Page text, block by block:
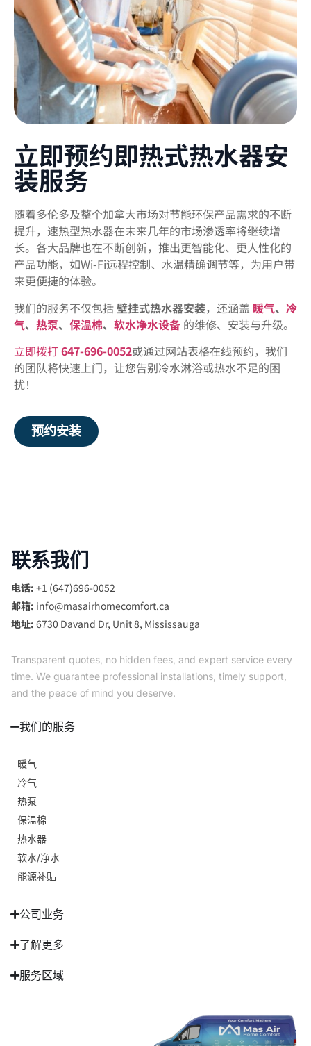
立即预约即热式热水器安
装服务
随着多伦多及整个加拿大市场对节能环保产品需求的不断
提升，速热型热水器在未来几年的市场渗透率将继续增
长。各大品牌也在不断创新，推出更智能化、更人性化的
产品功能，如Wi-Fi远程控制、水温精确调节等，为用户带
来更便捷的体验。
我们的服务不仅包括壁挂式热水器安装，还涵盖 暖气、 冷
气、 热泵、 保温棉、 软水净水设备 的维修、安装与升级。
立即拨打647-696-0052或通过网站表格在线预约，我们
的团队将快速上门，让您告别冷水淋浴或热水不足的困
扰！
预约安装
联系我们
电话: +1 (647)696-0052
邮箱: info@masairhomecomfort.ca
地址: 6730 Davand Dr, Unit 8, Mississauga
Transparent quotes, no hidden fees, and expert service every
time. We guarantee professional installations, timely support,
and the peace of mind you deserve.
我们的服务
暖气
冷气
热泵
保温棉
热水器
软水/净水
能源补贴
公司业务
了解更多
服务区域